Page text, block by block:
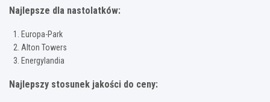
Najlepsze dla nastolatków:
Europa-Park
Alton Towers
Energylandia
Najlepszy stosunek jakości do ceny: